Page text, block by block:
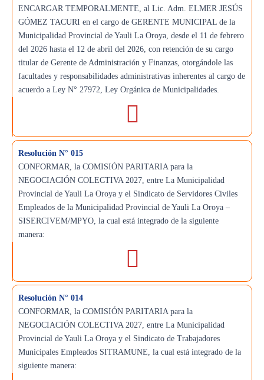
ENCARGAR TEMPORALMENTE, al Lic. Adm. ELMER JESÚS
GÓMEZ TACURI en el cargo de GERENTE MUNICIPAL de la
Municipalidad Provincial de Yauli La Oroya, desde el 11 de febrero
del 2026 hasta el 12 de abril del 2026, con retención de su cargo
titular de Gerente de Administración y Finanzas, otorgándole las
facultades y responsabilidades administrativas inherentes al cargo de
acuerdo a Ley N° 27972, Ley Orgánica de Municipalidades.
Resolución N° 015
CONFORMAR, la COMISIÓN PARITARIA para la
NEGOCIACIÓN COLECTIVA 2027, entre La Municipalidad
Provincial de Yauli La Oroya y el Sindicato de Servidores Civiles
Empleados de la Municipalidad Provincial de Yauli La Oroya –
SISERCIVEM/MPYO, la cual está integrado de la siguiente
manera:
Resolución N° 014
CONFORMAR, la COMISIÓN PARITARIA para la
NEGOCIACIÓN COLECTIVA 2027, entre La Municipalidad
Provincial de Yauli La Oroya y el Sindicato de Trabajadores
Municipales Empleados SITRAMUN­E, la cual está integrado de la
siguiente manera: